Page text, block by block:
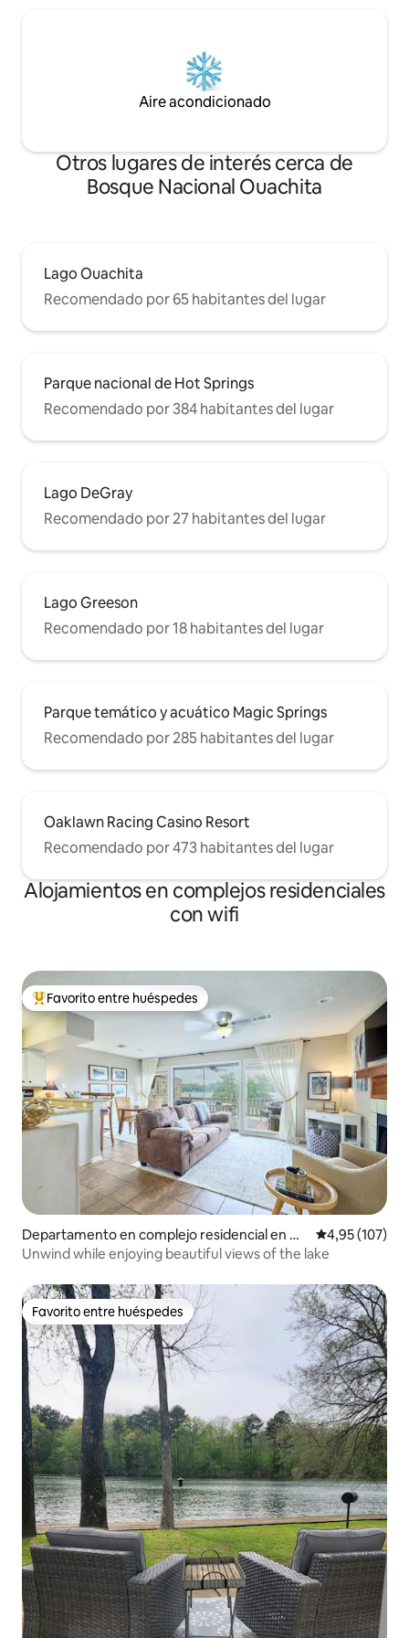
Aire acondicionado
Otros lugares de interés cerca de
Bosque Nacional Ouachita
Lago Ouachita
Recomendado por 65 habitantes del lugar
Parque nacional de Hot Springs
Recomendado por 384 habitantes del lugar
Lago DeGray
Recomendado por 27 habitantes del lugar
Lago Greeson
Recomendado por 18 habitantes del lugar
Parque temático y acuático Magic Springs
Recomendado por 285 habitantes del lugar
Oaklawn Racing Casino Resort
Recomendado por 473 habitantes del lugar
Alojamientos en complejos residenciales
con wifi
Favorito entre los huéspedes más destacados
Favorito entre huéspedes
Departamento en complejo residencial en Ho
t Springs
Calificación
4,95 (107)
Unwind while enjoying beautiful views of the lake
Favorito entre huéspedes
Favorito entre huéspedes